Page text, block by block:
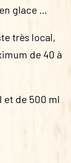
glace …
très local,
de 40 à
et de 500 ml